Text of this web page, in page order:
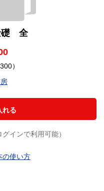
礎 全
）
れる
インで利用可能）
の使い方